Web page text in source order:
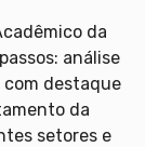
da
análise
com destaque
da
setores e